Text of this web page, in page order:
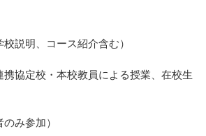
説明、コース紹介含む）
携協定校・本校教員による授業、在校生
み参加）